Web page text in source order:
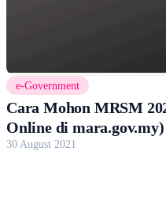
e-Government
Cara Mohon MRSM
Online di mara.gov.my)
30 August 2021